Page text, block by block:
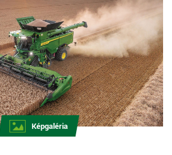
Képgaléria